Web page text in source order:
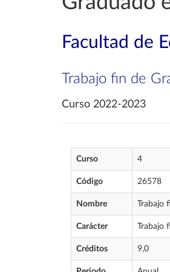
Facultad de
Trabajo fin de
Curso 2022-2023
Curso 4
Código 26578
Nombre Trabajo
Carácter Trabajo
Créditos 9,0